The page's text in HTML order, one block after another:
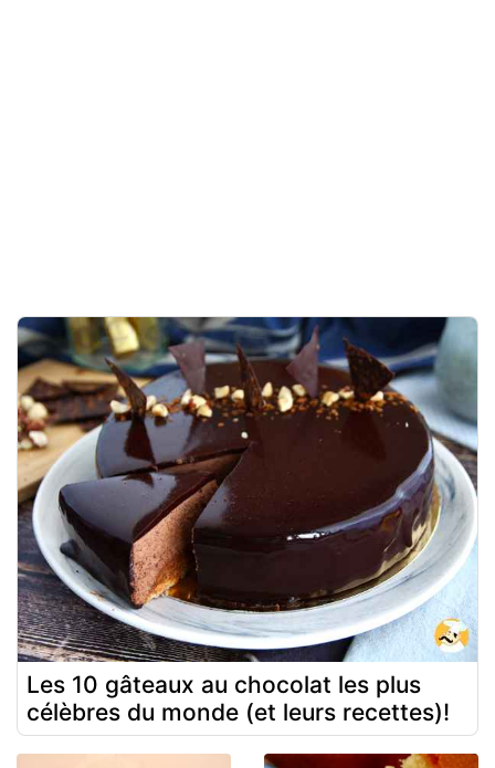
Les 10 gâteaux au chocolat les plus
célèbres du monde (et leurs recettes)!